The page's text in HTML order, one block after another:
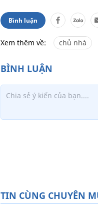
Bình luận
Xem thêm về: chủ nhà
TIN CÙNG CHUYÊN